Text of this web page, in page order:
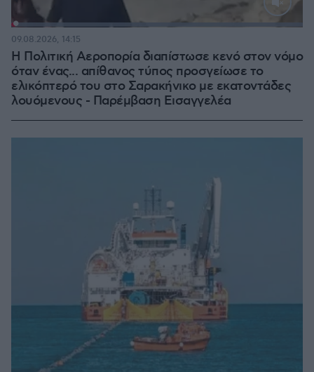
:
Η Πολιτική Αεροπορία διαπίστωσε κενό στον νόμο
όταν ένας... απίθανος τύπος προσγείωσε το
ελικόπτερό του στο Σαρακήνικο με εκατοντάδες
λουόμενους - Παρέμβαση Εισαγγελέα
09.08.2026, 14:15